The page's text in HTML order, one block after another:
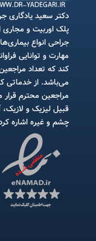
دکتر سعید
جراحی انواع
مهارت و توانایی
کند که تعداد
می‌باشد. از خدماتی
مراجعین محترم
قبیل لیزیک و
چشم و غیره اشاره